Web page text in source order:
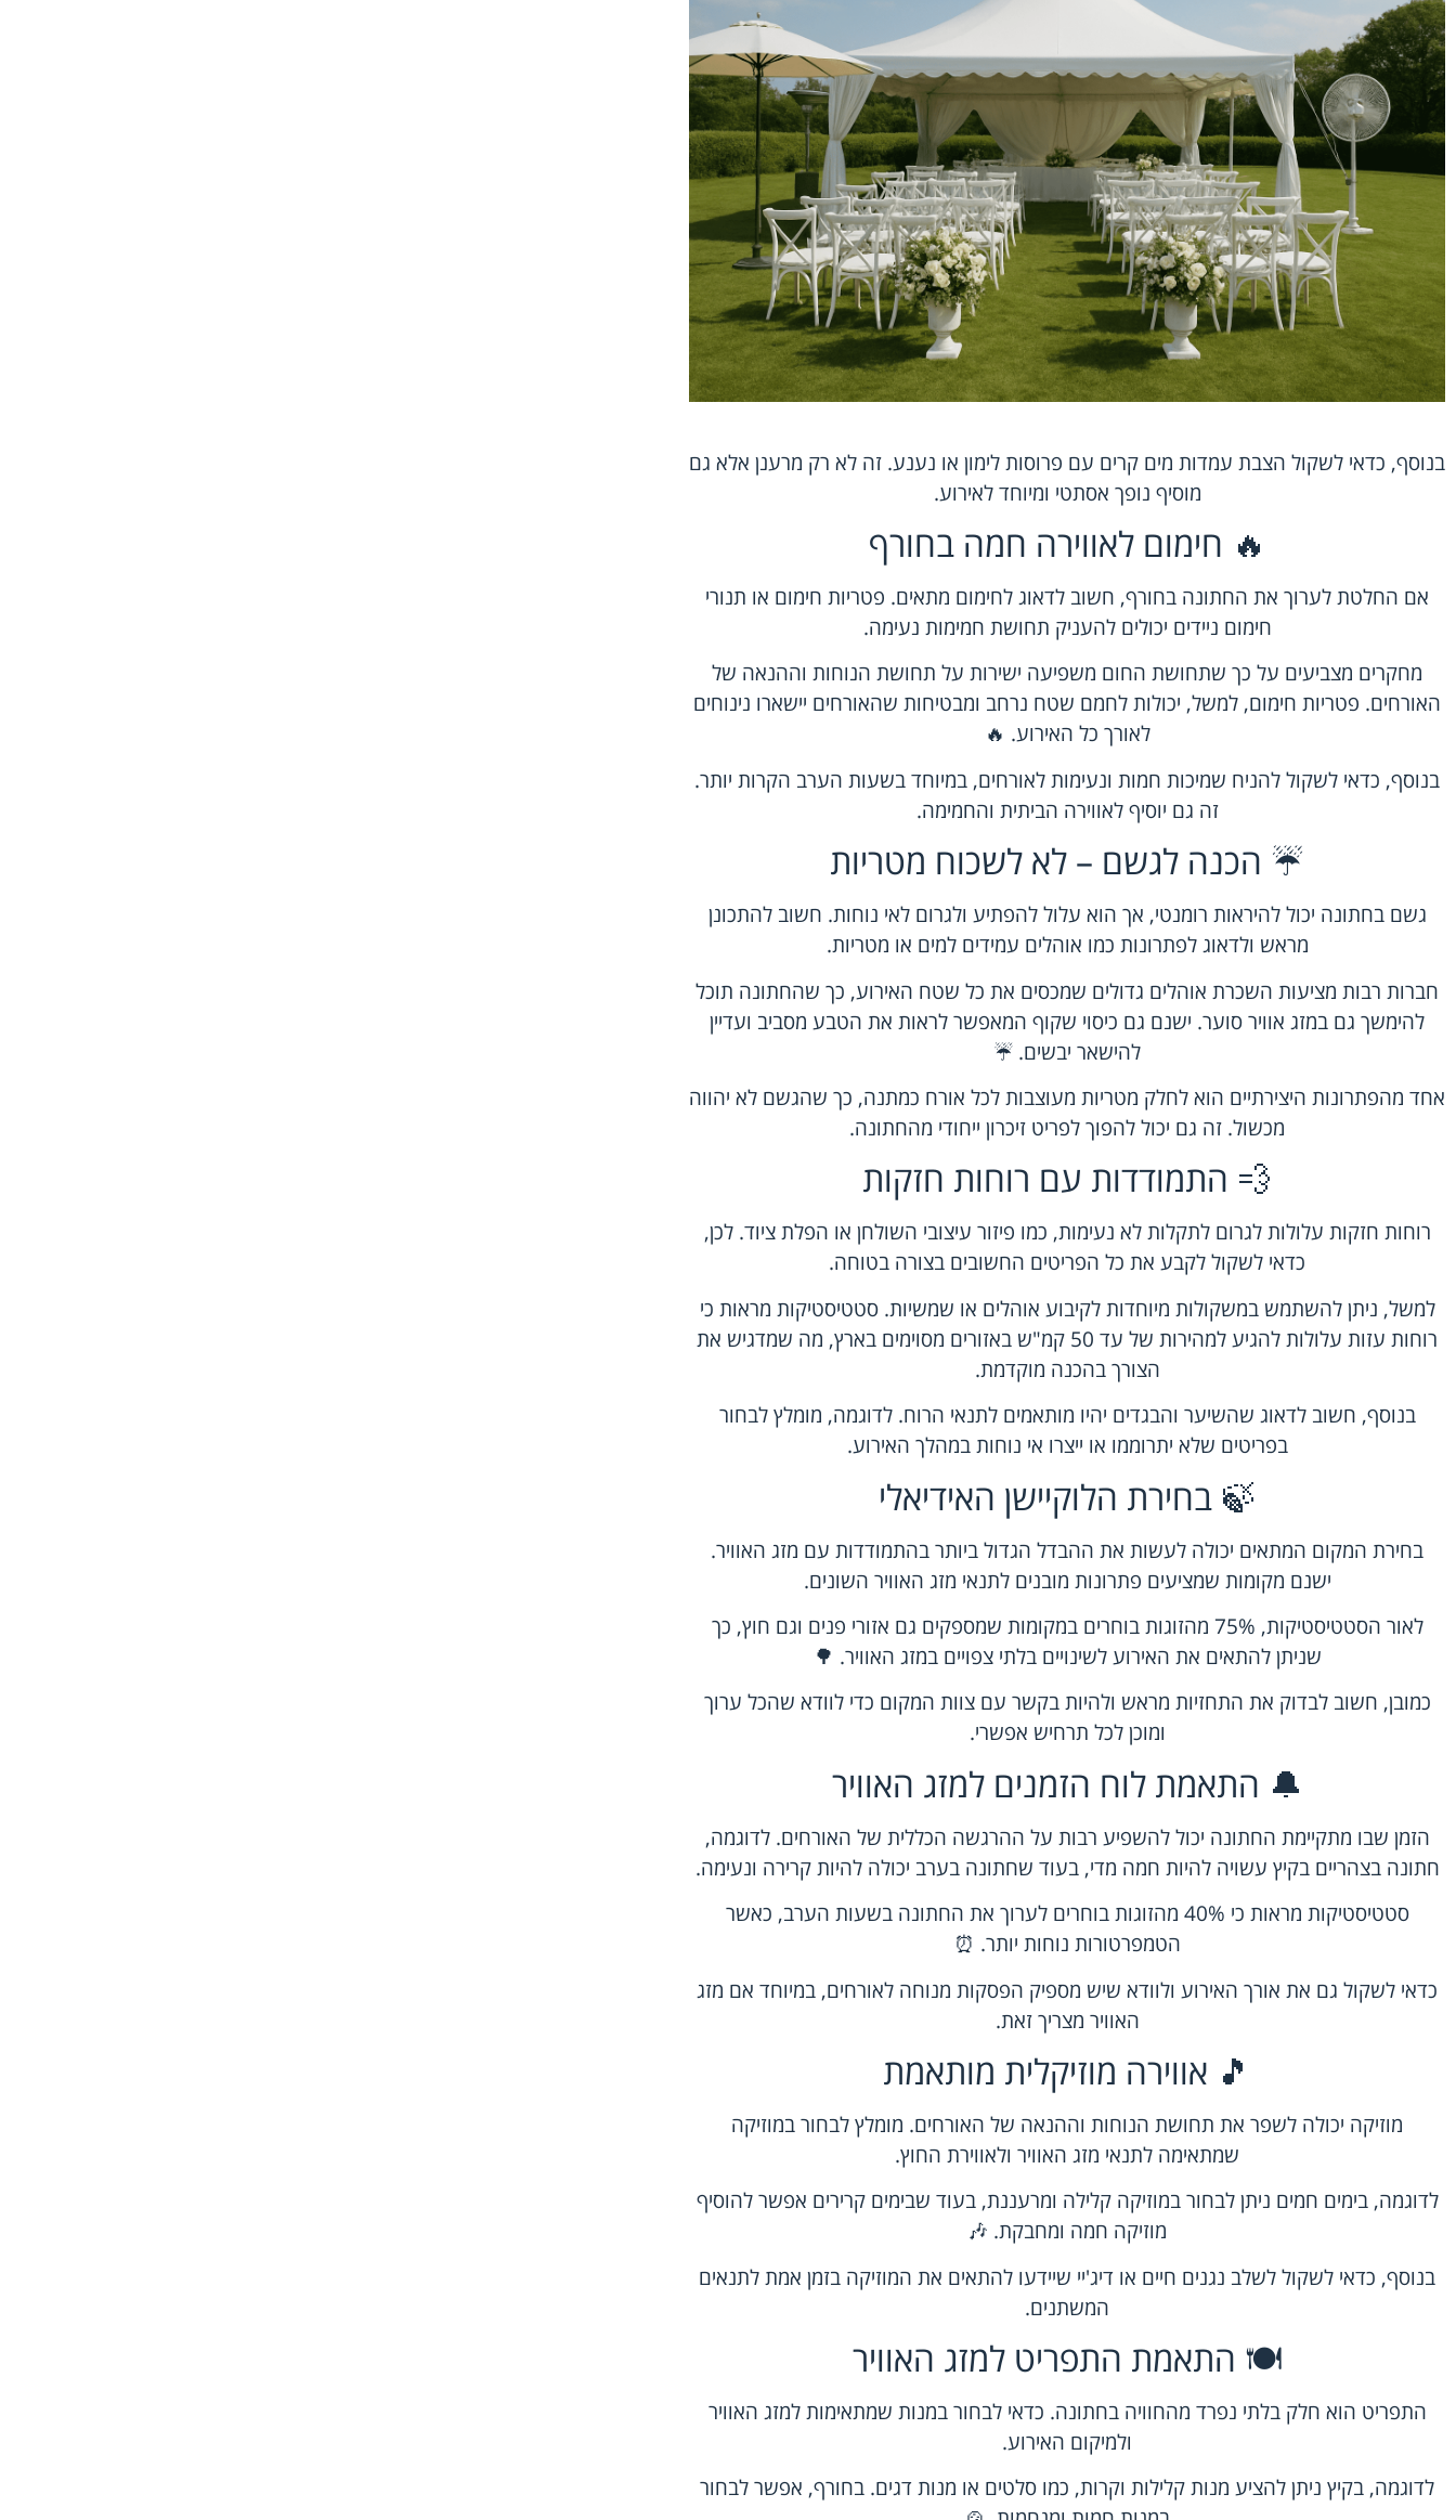
בנוסף, כדאי לשקול הצבת עמדות מים קרים עם פרוסות לימון או נענע. זה לא רק מרענן אלא גם
מוסיף נופך אסתטי ומיוחד לאירוע.
🔥 חימום לאווירה חמה בחורף
אם החלטת לערוך את החתונה בחורף, חשוב לדאוג לחימום מתאים. פטריות חימום או תנורי
חימום ניידים יכולים להעניק תחושת חמימות נעימה.
מחקרים מצביעים על כך שתחושת החום משפיעה ישירות על תחושת הנוחות וההנאה של
האורחים. פטריות חימום, למשל, יכולות לחמם שטח נרחב ומבטיחות שהאורחים יישארו נינוחים
לאורך כל האירוע. 🔥
בנוסף, כדאי לשקול להניח שמיכות חמות ונעימות לאורחים, במיוחד בשעות הערב הקרות יותר.
זה גם יוסיף לאווירה הביתית והחמימה.
☔ הכנה לגשם – לא לשכוח מטריות
גשם בחתונה יכול להיראות רומנטי, אך הוא עלול להפתיע ולגרום לאי נוחות. חשוב להתכונן
מראש ולדאוג לפתרונות כמו אוהלים עמידים למים או מטריות.
חברות רבות מציעות השכרת אוהלים גדולים שמכסים את כל שטח האירוע, כך שהחתונה תוכל
להימשך גם במזג אוויר סוער. ישנם גם כיסוי שקוף המאפשר לראות את הטבע מסביב ועדיין
להישאר יבשים. ☔
אחד מהפתרונות היצירתיים הוא לחלק מטריות מעוצבות לכל אורח כמתנה, כך שהגשם לא יהווה
מכשול. זה גם יכול להפוך לפריט זיכרון ייחודי מהחתונה.
💨 התמודדות עם רוחות חזקות
רוחות חזקות עלולות לגרום לתקלות לא נעימות, כמו פיזור עיצובי השולחן או הפלת ציוד. לכן,
כדאי לשקול לקבע את כל הפריטים החשובים בצורה בטוחה.
למשל, ניתן להשתמש במשקולות מיוחדות לקיבוע אוהלים או שמשיות. סטטיסטיקות מראות כי
רוחות עזות עלולות להגיע למהירות של עד 50 קמ"ש באזורים מסוימים בארץ, מה שמדגיש את
הצורך בהכנה מוקדמת.
בנוסף, חשוב לדאוג שהשיער והבגדים יהיו מותאמים לתנאי הרוח. לדוגמה, מומלץ לבחור
בפריטים שלא יתרוממו או ייצרו אי נוחות במהלך האירוע.
🍃 בחירת הלוקיישן האידיאלי
בחירת המקום המתאים יכולה לעשות את ההבדל הגדול ביותר בהתמודדות עם מזג האוויר.
ישנם מקומות שמציעים פתרונות מובנים לתנאי מזג האוויר השונים.
לאור הסטטיסטיקות, 75% מהזוגות בוחרים במקומות שמספקים גם אזורי פנים וגם חוץ, כך
שניתן להתאים את האירוע לשינויים בלתי צפויים במזג האוויר. 🌳
כמובן, חשוב לבדוק את התחזיות מראש ולהיות בקשר עם צוות המקום כדי לוודא שהכל ערוך
ומוכן לכל תרחיש אפשרי.
🔔 התאמת לוח הזמנים למזג האוויר
הזמן שבו מתקיימת החתונה יכול להשפיע רבות על ההרגשה הכללית של האורחים. לדוגמה,
חתונה בצהריים בקיץ עשויה להיות חמה מדי, בעוד שחתונה בערב יכולה להיות קרירה ונעימה.
סטטיסטיקות מראות כי 40% מהזוגות בוחרים לערוך את החתונה בשעות הערב, כאשר
הטמפרטורות נוחות יותר. ⏰
כדאי לשקול גם את אורך האירוע ולוודא שיש מספיק הפסקות מנוחה לאורחים, במיוחד אם מזג
האוויר מצריך זאת.
🎵 אווירה מוזיקלית מותאמת
מוזיקה יכולה לשפר את תחושת הנוחות וההנאה של האורחים. מומלץ לבחור במוזיקה
שמתאימה לתנאי מזג האוויר ולאווירת החוץ.
לדוגמה, בימים חמים ניתן לבחור במוזיקה קלילה ומרעננת, בעוד שבימים קרירים אפשר להוסיף
מוזיקה חמה ומחבקת. 🎶
בנוסף, כדאי לשקול לשלב נגנים חיים או דיג'יי שיידעו להתאים את המוזיקה בזמן אמת לתנאים
המשתנים.
🍽️ התאמת התפריט למזג האוויר
התפריט הוא חלק בלתי נפרד מהחוויה בחתונה. כדאי לבחור במנות שמתאימות למזג האוויר
ולמיקום האירוע.
לדוגמה, בקיץ ניתן להציע מנות קלילות וקרות, כמו סלטים או מנות דגים. בחורף, אפשר לבחור